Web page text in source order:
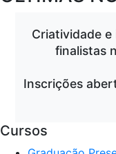
Criatividade e
finalistas
Inscrições
Cursos